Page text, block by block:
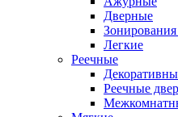
Дверные
Зонирования
Легкие
Реечные
Реечные